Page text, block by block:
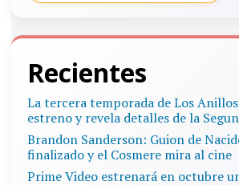
Recientes
La tercera temporada de Los
estreno y revela detalles de la
Brandon Sanderson: Guion de
finalizado y el Cosmere mira al cine
Prime Video estrenará en octubre